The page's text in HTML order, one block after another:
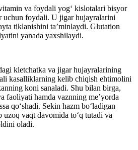
va foydali yog‘ kislotalari bisyor
uchun foydali. U jigar hujayralarini
tiklanishini ta’minlaydi. Glutation
yanada yaxshilaydi.
kletchatka va jigar hujayralarining
kasalliklarning kelib chiqish ehtimolini
koni sanaladi. Shu bilan birga,
faoliyati hamda vaznning me’yorda
qo‘shadi. Sekin hazm bo‘ladigan
vaqt davomida to‘q tutadi va
oladi.